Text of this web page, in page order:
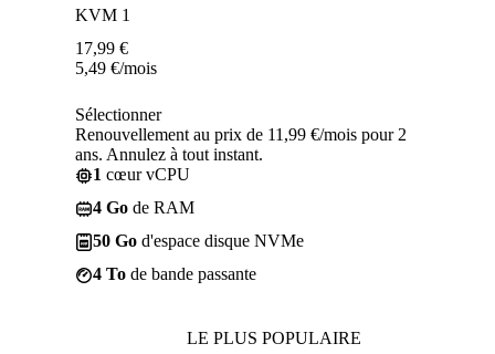
KVM 1
17,99 €
5,49 €/mois
Sélectionner
Renouvellement au prix de 11,99 €/mois pour 2
ans. Annulez à tout instant.
1 cœur vCPU
4 Go de RAM
50 Go d'espace disque NVMe
4 To de bande passante
LE PLUS POPULAIRE